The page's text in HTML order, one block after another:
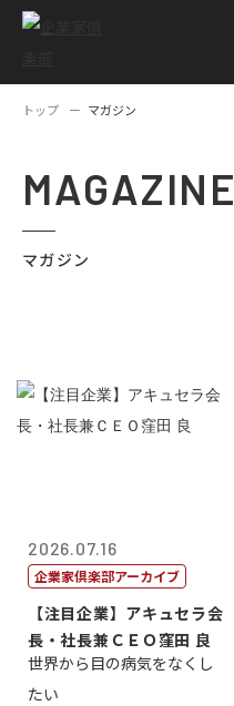
トップ マガジン
MAGAZINE
マガジン
2026.07.16
企業家倶楽部アーカイブ
【注目企業】アキュセラ会
長・社長兼ＣＥＯ窪田 良
世界から目の病気をなくし
たい